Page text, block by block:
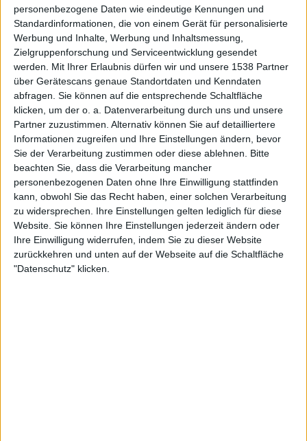
personenbezogene Daten wie eindeutige Kennungen und
Standardinformationen, die von einem Gerät für personalisierte
Werbung und Inhalte, Werbung und Inhaltsmessung,
Zielgruppenforschung und Serviceentwicklung gesendet
werden.
Mit Ihrer Erlaubnis dürfen wir und unsere 1538 Partner
über Gerätescans genaue Standortdaten und Kenndaten
abfragen. Sie können auf die entsprechende Schaltfläche
klicken, um der o. a. Datenverarbeitung durch uns und unsere
Partner zuzustimmen. Alternativ können Sie auf detailliertere
Informationen zugreifen und Ihre Einstellungen ändern, bevor
Sie der Verarbeitung zustimmen oder diese ablehnen.
Bitte
beachten Sie, dass die Verarbeitung mancher
personenbezogenen Daten ohne Ihre Einwilligung stattfinden
kann, obwohl Sie das Recht haben, einer solchen Verarbeitung
zu widersprechen. Ihre Einstellungen gelten lediglich für diese
Website. Sie können Ihre Einstellungen jederzeit ändern oder
Ihre Einwilligung widerrufen, indem Sie zu dieser Website
zurückkehren und unten auf der Webseite auf die Schaltfläche
"Datenschutz" klicken.
Herren das Feld räumen. Zum Abschluss wirft Sänger
Wulfes einen Stapel CDs in das Publikum, was der Band
weitere Pluspunkte einbringt.
OBSCURITY können leider nicht die volle Spielzeit nutzen
Galerie mit 15 Bildern: Obscurity - Rockharz 2022
Für das zünftige Headbangen am Vormittag steht nun
Viking Metal auf dem Programm. Leider gibt es aufgrund
technischer Probleme ein paar Minuten Verzögerung, an
der Motivation der Nordrhein-Westfalen kratzt das aber